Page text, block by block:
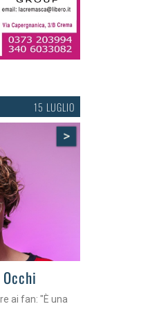
15 LUGLIO
>
ai fan: "È una